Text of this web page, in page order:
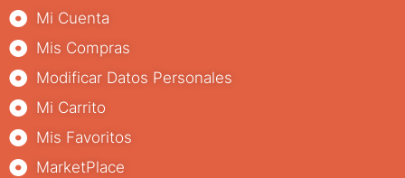
Mi Cuenta
Mis Compras
Modificar Datos Personales
Mi Carrito
Mis Favoritos
MarketPlace